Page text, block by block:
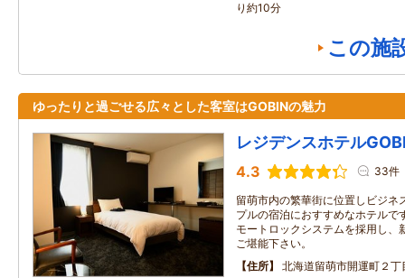
り約10分
この施
ゆったりと過ごせる広々とした客室はGOBINの魅力
レジデンスホテル
4.3 33件
留萌市内の繁華街に位置しビジネ
プルの宿泊におすすめなホテルで
モートロックシステムを採用し、
ご堪能下さい。
住所
北海道留萌市開運町２丁